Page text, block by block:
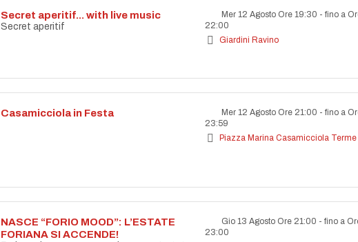
Secret aperitif... with live music
Secret aperitif
Mer 12 Agosto Ore 19:30 - fino a
22:00
Giardini Ravino
Casamicciola in Festa Mer 12 Agosto Ore 21:00 - fino a
23:59
Piazza Marina Casamicciola Terme
NASCE “FORIO MOOD”: L’ESTATE
FORIANA SI ACCENDE!
Gio 13 Agosto Ore 21:00 - fino a
23:00